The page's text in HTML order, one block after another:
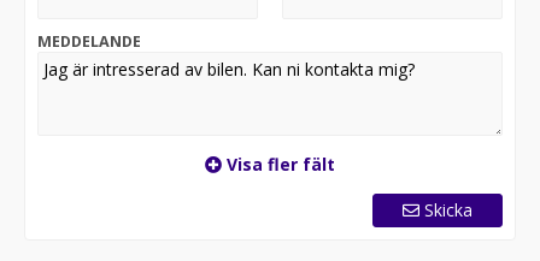
Nissan Leaf e+ 62 kWh 217 hk N-Connecta – En modern
elbil med stark prestanda, lång räckvidd och smart
MEDDELANDE
Visa fler fält
Skicka